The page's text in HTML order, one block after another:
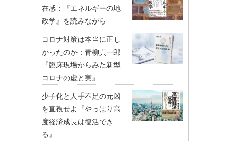
在感：『エネルギーの地
政学』を読みながら
コロナ対策は本当に正し
かったのか：青柳貞一郎
『臨床現場からみた新型
コロナの虚と実』
少子化と人手不足の元凶
を直視せよ『やっぱり高
度経済成長は復活でき
る』